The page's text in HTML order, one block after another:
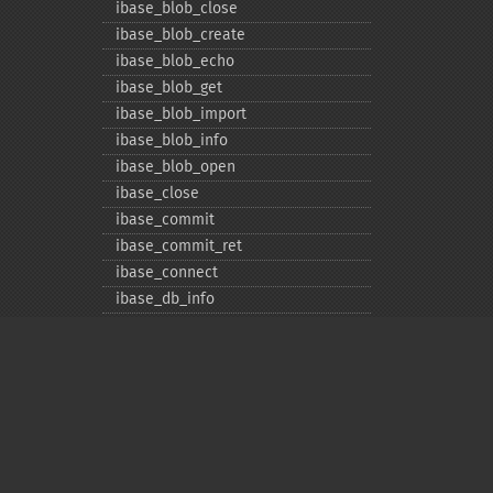
ibase_​blob_​close
ibase_​blob_​create
ibase_​blob_​echo
ibase_​blob_​get
ibase_​blob_​import
ibase_​blob_​info
ibase_​blob_​open
ibase_​close
ibase_​commit
ibase_​commit_​ret
ibase_​connect
ibase_​db_​info